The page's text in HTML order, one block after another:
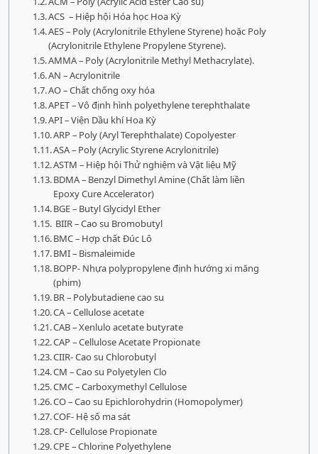
ACS – Hiệp hội Hóa học Hoa Kỳ
AES – Poly (Acrylonitrile Ethylene Styrene) hoặc Poly
(Acrylonitrile Ethylene Propylene Styrene).
AMMA – Poly (Acrylonitrile Methyl Methacrylate).
AN – Acrylonitrile
AO – Chất chống oxy hóa
APET – Vô định hình polyethylene terephthalate
API – Viện Dầu khí Hoa Kỳ
ARP – Poly (Aryl Terephthalate) Copolyester
ASA – Poly (Acrylic Styrene Acrylonitrile)
ASTM – Hiệp hội Thử nghiệm và Vật liệu Mỹ
BDMA – Benzyl Dimethyl Amine (Chất làm liền
Epoxy Cure Accelerator)
BGE – Butyl Glycidyl Ether
BIIR – Cao su Bromobutyl
BMC – Hợp chất Đúc Lô
BMI – Bismaleimide
BOPP- Nhựa polypropylene định hướng xi măng
(phim)
BR – Polybutadiene cao su
CA – Cellulose acetate
CAB – Xenlulo acetate butyrate
CAP – Cellulose Acetate Propionate
CIIR- Cao su Chlorobutyl
CM – Cao su Polyetylen Clo
CMC – Carboxymethyl Cellulose
CO – Cao su Epichlorohydrin (Homopolymer)
COF- Hệ số ma sát
CP- Cellulose Propionate
CPE – Chlorine Polyethylene